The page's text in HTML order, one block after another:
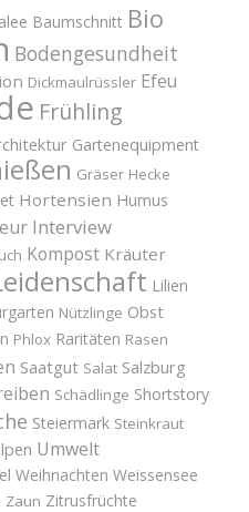
Baumschnitt Bio
Bodengesundheit
Dickmaulrüssler Efeu
Frühling
Gartenequipment
Gräser Hecke
Hortensien Humus
Interview
Kompost Kräuter
Lilien
Nützlinge Obst
Phlox Raritäten Rasen
Saatgut Salat Salzburg
Schädlinge Shortstory
Steiermark Steinkraut
Umwelt
Weihnachten Weissensee
Zaun Zitrusfrüchte